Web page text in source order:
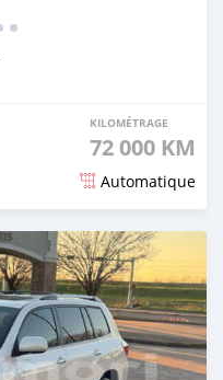
KILOMÉTRAGE
72 000 KM
Automatique